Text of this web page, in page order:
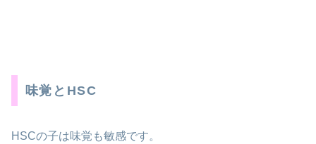
味覚とHSC
HSCの子は味覚も敏感です。